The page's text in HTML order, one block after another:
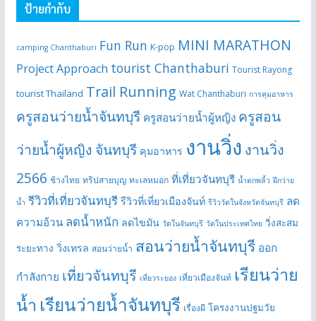
ป้ายกำกับ
camping Chanthaburi Fun Run K-pop MINI MARATHON
Project Approach tourist Chanthaburi Tourist Rayong
tourist Thailand Trail Running Wat Chanthaburi การคุมอาหาร
ครูสอนว่ายน้ำจันทบุรี ครูสอนว่ายน้ำผู้หญิง ครูสอน
ว่ายน้ำผู้หญิง จันทบุรี คุมอาหาร งานวิ่ง งานวิ่ง
2566 ช้างไทย ทริปสายบุญ ทะเลหมอก ที่เที่ยวจันทบุรี น้ำตกพลิ้ว ฝึกว่าย
น้ำ รีวิวที่เที่ยวจันทบุรี รีวิวที่เที่ยวเมืองจันท์ รีวิววัดในจังหวัดจันทบุรี ลด
ความอ้วน ลดน้ำหนัก ลดไขมัน วัดในจันทบุรี วัดในประเทศไทย วิ่งสะสม
ระยะทาง วิ่งเทรล สอนว่ายน้ำ สอนว่ายน้ำจันทบุรี ออก
กำลังกาย เที่ยวจันทบุรี เที่ยวระยอง เที่ยวเมืองจันท์ เรียนว่าย
น้ำ เรียนว่ายน้ำจันทบุรี เรื่องผี โครงงานปฐมวัย